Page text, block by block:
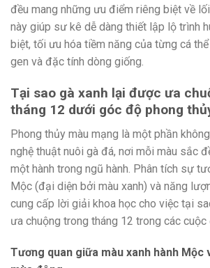
đều mang những ưu điểm riêng biệt về
này giúp sư kê dễ dàng thiết lập lộ trình
biệt, tối ưu hóa tiềm năng của từng cá
gen và đặc tính dòng giống.
Tại sao gà xanh lại được ưa
tháng 12 dưới góc độ phong
Phong thủy màu mạng là một phần
nghệ thuật nuôi gà đá, nơi mỗi màu sắc
một hành trong ngũ hành. Phân tích sự
Mộc (đại diện bởi màu xanh) và năng
cung cấp lời giải khoa học cho việc tại
ưa chuộng trong tháng 12 trong các cuộc
Tương quan giữa màu xanh hành Mộc